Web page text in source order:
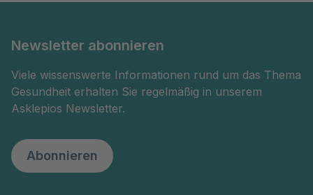
Newsletter abonnieren
Viele wissenswerte Informationen rund um das Thema
Gesundheit erhalten Sie regelmäßig in unserem
Asklepios Newsletter.
Abonnieren